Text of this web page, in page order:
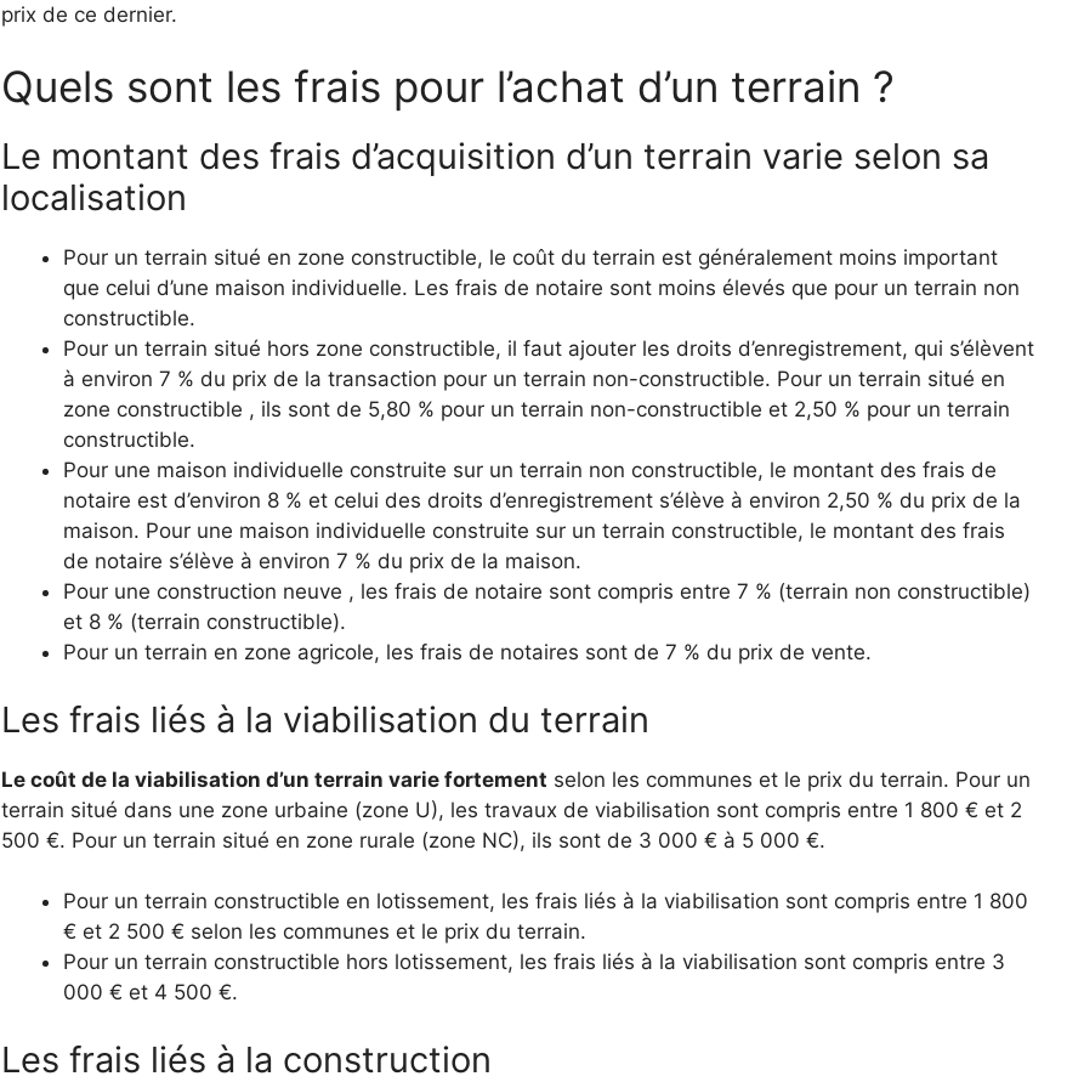
prix de ce dernier.
Quels sont les frais pour l’achat d’un terrain ?
Le montant des frais d’acquisition d’un terrain varie selon sa
localisation
Pour un terrain situé en zone constructible, le coût du terrain est généralement moins important
que celui d’une maison individuelle. Les frais de notaire sont moins élevés que pour un terrain non
constructible.
Pour un terrain situé hors zone constructible, il faut ajouter les droits d’enregistrement, qui s’élèvent
à environ 7 % du prix de la transaction pour un terrain non-constructible. Pour un terrain situé en
zone constructible , ils sont de 5,80 % pour un terrain non-constructible et 2,50 % pour un terrain
constructible.
Pour une maison individuelle construite sur un terrain non constructible, le montant des frais de
notaire est d’environ 8 % et celui des droits d’enregistrement s’élève à environ 2,50 % du prix de la
maison. Pour une maison individuelle construite sur un terrain constructible, le montant des frais
de notaire s’élève à environ 7 % du prix de la maison.
Pour une construction neuve , les frais de notaire sont compris entre 7 % (terrain non constructible)
et 8 % (terrain constructible).
Pour un terrain en zone agricole, les frais de notaires sont de 7 % du prix de vente.
Les frais liés à la viabilisation du terrain
Le coût de la viabilisation d’un terrain varie fortement selon les communes et le prix du terrain. Pour un
terrain situé dans une zone urbaine (zone U), les travaux de viabilisation sont compris entre 1 800 € et 2
500 €. Pour un terrain situé en zone rurale (zone NC), ils sont de 3 000 € à 5 000 €.
Pour un terrain constructible en lotissement, les frais liés à la viabilisation sont compris entre 1 800
€ et 2 500 € selon les communes et le prix du terrain.
Pour un terrain constructible hors lotissement, les frais liés à la viabilisation sont compris entre 3
000 € et 4 500 €.
Les frais liés à la construction